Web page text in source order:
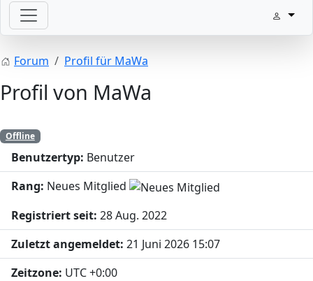
Forum Profil für MaWa
Profil von MaWa
Offline
Benutzertyp: Benutzer
Rang: Neues Mitglied
Registriert seit: 28 Aug. 2022
Zuletzt angemeldet: 21 Juni 2026 15:07
Zeitzone: UTC +0:00